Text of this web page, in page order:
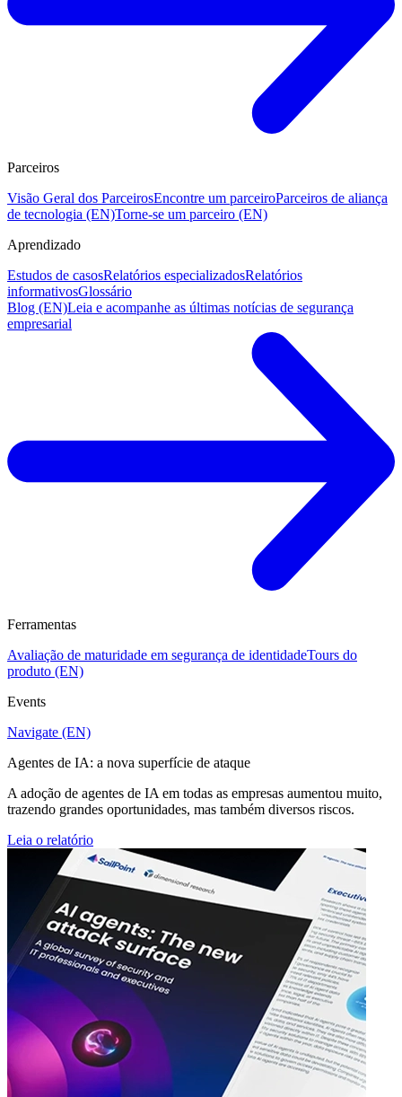
Parceiros
Visão Geral dos ParceirosEncontre um parceiroParceiros de aliança
de tecnologia (EN)Torne-se um parceiro (EN)
Aprendizado
Estudos de casosRelatórios especializadosRelatórios
informativosGlossário
Blog (EN)Leia e acompanhe as últimas notícias de segurança
empresarial
Ferramentas
Avaliação de maturidade em segurança de identidadeTours do
produto (EN)
Events
Navigate (EN)
Agentes de IA: a nova superfície de ataque
A adoção de agentes de IA em todas as empresas aumentou muito,
trazendo grandes oportunidades, mas também diversos riscos.
Leia o relatório